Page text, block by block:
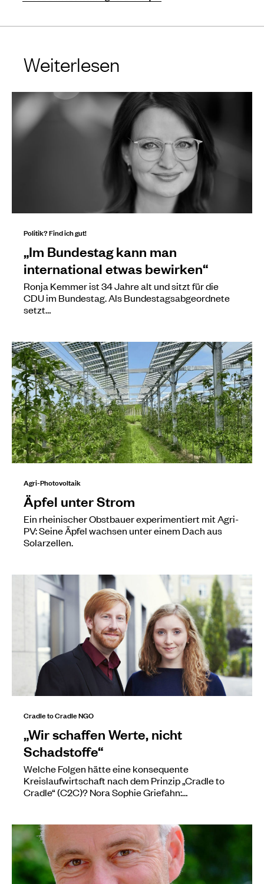
Weiterlesen
Politik? Find ich gut!
„Im Bundestag kann man
international etwas bewirken“
Ronja Kemmer ist 34 Jahre alt und sitzt für die
CDU im Bundestag. Als Bundestagsabgeordnete
setzt…
Agri-Photovoltaik
Äpfel unter Strom
Ein rheinischer Obstbauer experimentiert mit Agri-
PV: Seine Äpfel wachsen unter einem Dach aus
Solarzellen.
Cradle to Cradle NGO
„Wir schaffen Werte, nicht
Schadstoffe“
Welche Folgen hätte eine konsequente
Kreislaufwirtschaft nach dem Prinzip „Cradle to
Cradle“ (C2C)? Nora Sophie Griefahn:…